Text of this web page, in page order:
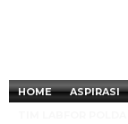
HOME ASPIRASI